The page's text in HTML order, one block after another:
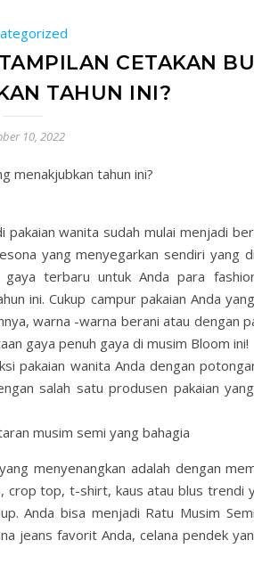
CETAKAN
TAHUN INI?
10, 2022
menakjubkan tahun ini?
wanita sudah mulai menjadi
yang menyegarkan sendiri yang
terbaru untuk Anda para
ini. Cukup campur pakaian Anda
warna -warna berani atau dengan
gaya penuh gaya di musim Bloom ini!
pakaian wanita Anda dengan
salah satu produsen pakaian
musim semi yang bahagia
menyenangkan adalah dengan
crop top, t-shirt, kaus atau blus trendi
Anda bisa menjadi Ratu Musim
jeans favorit Anda, celana pendek